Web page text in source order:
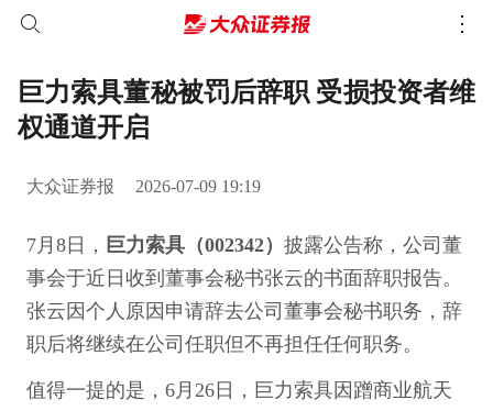
巨力索具董秘被罚后辞职 受损投资者维
权通道开启
大众证券报 2026-07-09 19:19
7月8日， 巨力索具（002342） 披露公告称，公司董
事会于近日收到董事会秘书张云的书面辞职报告。
张云因个人原因申请辞去公司董事会秘书职务，辞
职后将继续在公司任职但不再担任任何职务。
值得一提的是，6月26日，巨力索具因蹭商业航天